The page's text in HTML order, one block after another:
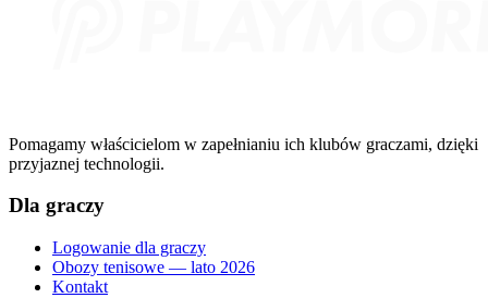
Pomagamy właścicielom w zapełnianiu ich klubów graczami, dzięki
przyjaznej technologii.
Dla graczy
Logowanie dla graczy
Obozy tenisowe — lato 2026
Kontakt